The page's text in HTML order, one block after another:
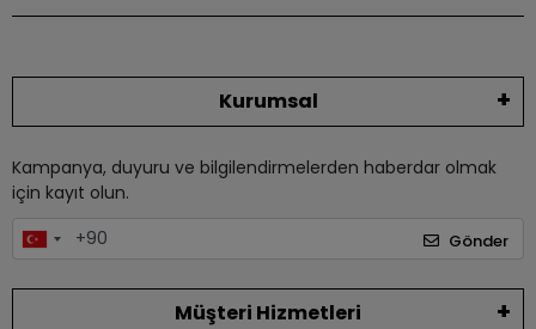
Kurumsal
Kampanya, duyuru ve bilgilendirmelerden haberdar olmak
için kayıt olun.
Gönder
Müşteri Hizmetleri